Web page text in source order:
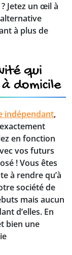
Jetez un œil à
à plus de
qui
domicile
indépendant,
en fonction
vos futurs
! Vous êtes
à rendre qu’à
société de
mais aucun
d’elles. En
bien une